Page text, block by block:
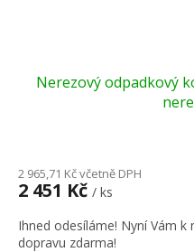
Nerezový odpadkový
2 965,71 Kč včetně DPH
2 451 Kč / ks
Ihned odesíláme! Nyní Vám
dopravu zdarma!